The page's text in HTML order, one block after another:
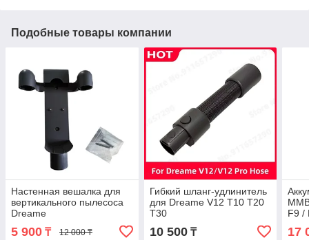
Подобные товары компании
Настенная вешалка для
вертикального пылесоса
Dreame
V8/V9/V9p/V10/V11/V12
5 900 ₸ 12 000 ₸
Гибкий шланг-удлинитель
для Dreame V12 T10 T20
T30
10 500₸
F9 /
17